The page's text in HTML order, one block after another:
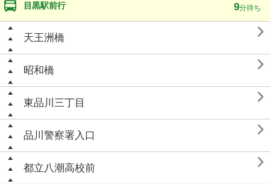
目黒駅前行 9分待ち
天王洲橋 
昭和橋 
東品川三丁目 
品川警察署入口 
都立八潮高校前 